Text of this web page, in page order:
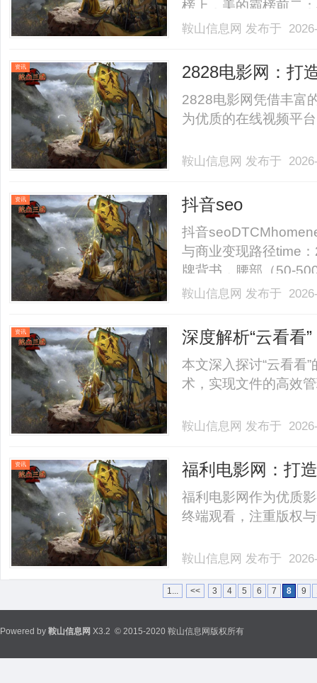
榜上，美的霸榜前二
榜、中央空调人气榜
产品力的底气，恰恰
鞍山信息网 发布于
资讯 2828电影网：打
2828电影网凭借丰富
为优质的在线视频平
鞍山信息网 发布于
资讯 抖音seo
抖音
与商业变现路径time
牌背书，腰部（50-
渗透。商业报价：头
鞍山信息网 发布于
资讯
深度解析“云看看
验
本文深入探讨“云看看
术，实现文件的高效
鞍山信息网 发布于
资讯 福利电影网：打
福利电影网作为优质
终端观看，注重版权
鞍山信息网 发布于
1... << 3 4 5 6 7 8 9
Powered by 鞍山信息网 X3.2 © 2015-2020 鞍山信息网版权所有